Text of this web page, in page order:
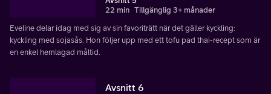
22 min Tillgänglig 3+ månader
Eveline delar idag med sig av sin favoriträtt när det gäller kyckling:
kyckling med sojasås. Hon följer upp med ett tofu pad thai-recept som är
en enkel hemlagad måltid.
Avsnitt 6